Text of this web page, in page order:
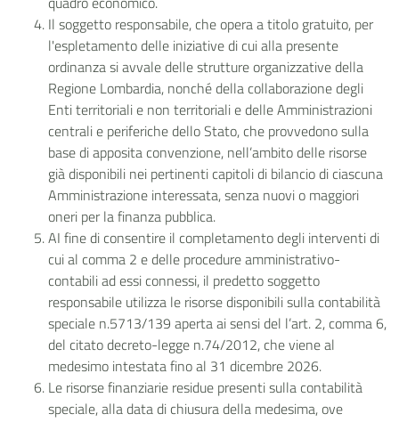
Il soggetto responsabile, che opera a titolo gratuito, per
l'espletamento delle iniziative di cui alla presente
ordinanza si avvale delle strutture organizzative della
Regione Lombardia, nonché della collaborazione degli
Enti territoriali e non territoriali e delle Amministrazioni
centrali e periferiche dello Stato, che provvedono sulla
base di apposita convenzione, nell’ambito delle risorse
già disponibili nei pertinenti capitoli di bilancio di ciascuna
Amministrazione interessata, senza nuovi o maggiori
oneri per la finanza pubblica.
AI fine di consentire il completamento degli interventi di
cui al comma 2 e delle procedure amministrativo-
contabili ad essi connessi, il predetto soggetto
responsabile utilizza le risorse disponibili sulla contabilità
speciale n.5713/139 aperta ai sensi del l’art. 2, comma 6,
del citato decreto-legge n.74/2012, che viene al
medesimo intestata fino al 31 dicembre 2026.
Le risorse finanziarie residue presenti sulla contabilità
speciale, alla data di chiusura della medesima, ove